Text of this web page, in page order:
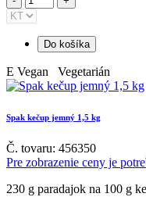
Do košíka
E Vegan Vegetarián
Spak kečup jemný 1,5 kg
Č. tovaru: 456350
Pre zobrazenie ceny je
230 g paradajok na 100 g